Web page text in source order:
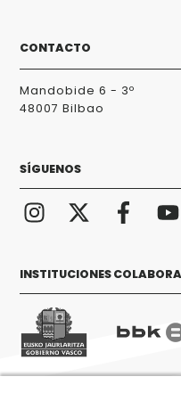
CONTACTO
Mandobide 6 - 3º
48007 Bilbao
SÍGUENOS
INSTITUCIONES